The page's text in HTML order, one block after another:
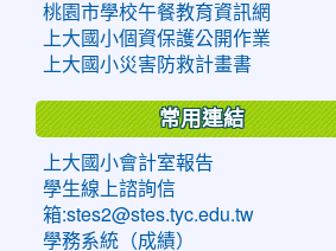
桃園市學校午餐教育資訊網
上大國小個資保護公開作業
上大國小災害防救計畫書
常用連結
上大國小會計室報告
學生線上諮詢信
箱:stes2@stes.tyc.edu.tw
學務系統（成績）